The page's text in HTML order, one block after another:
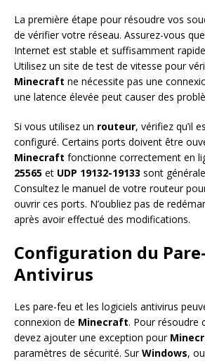
La première étape pour résoudre vos
de vérifier votre réseau. Assurez-vous
Internet est stable et suffisamment
Utilisez un site de test de vitesse pour
Minecraft ne nécessite pas une
une latence élevée peut causer des
Si vous utilisez un routeur, vérifiez qu’il
configuré. Certains ports doivent être
Minecraft fonctionne correctement en
25565 et UDP 19132-19133 sont
Consultez le manuel de votre routeur
ouvrir ces ports. N’oubliez pas de
après avoir effectué des modifications.
Configuration du
Antivirus
Les pare-feu et les logiciels antivirus
connexion de Minecraft. Pour résoudre
devez ajouter une exception pour
paramètres de sécurité. SurWindows,